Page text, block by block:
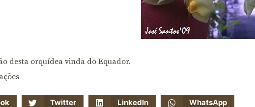
desta orquídea vinda do Equador.
Twitter LinkedIn WhatsApp